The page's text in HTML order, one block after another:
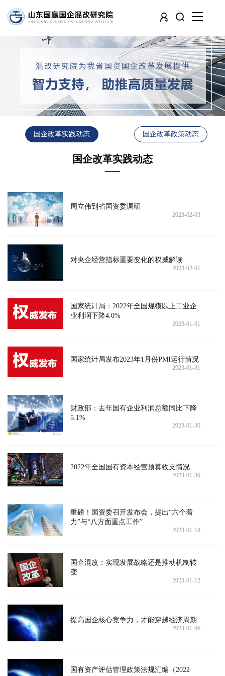
国企改革实践动态 国企改革政策动态
国企改革实践动态
周立伟到省国资委调研
2023-02-03
对央企经营指标重要变化的权威解读
2023-02-01
国家统计局：2022年全国规模以上工业企
业利润下降4.0%
2023-01-31
国家统计局发布2023年1月份PMI运行情况
2023-01-31
财政部：去年国有企业利润总额同比下降
5.1%
2023-01-30
2022年全国国有资本经营预算收支情况
2023-01-30
重磅！国资委召开发布会，提出“六个着
力”与“八方面重点工作”
2023-01-18
国企混改：实现发展战略还是推动机制转
变
2023-01-12
提高国企核心竞争力，才能穿越经济周期
2023-01-06
国有资产评估管理政策法规汇编（2022